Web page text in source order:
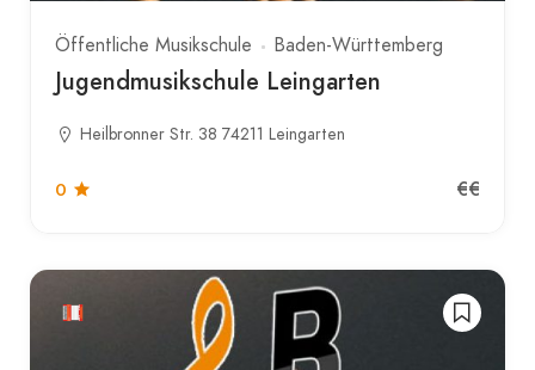
Öffentliche Musikschule Baden-Württemberg
Jugendmusikschule Leingarten
Heilbronner Str. 38 74211 Leingarten
0 €€